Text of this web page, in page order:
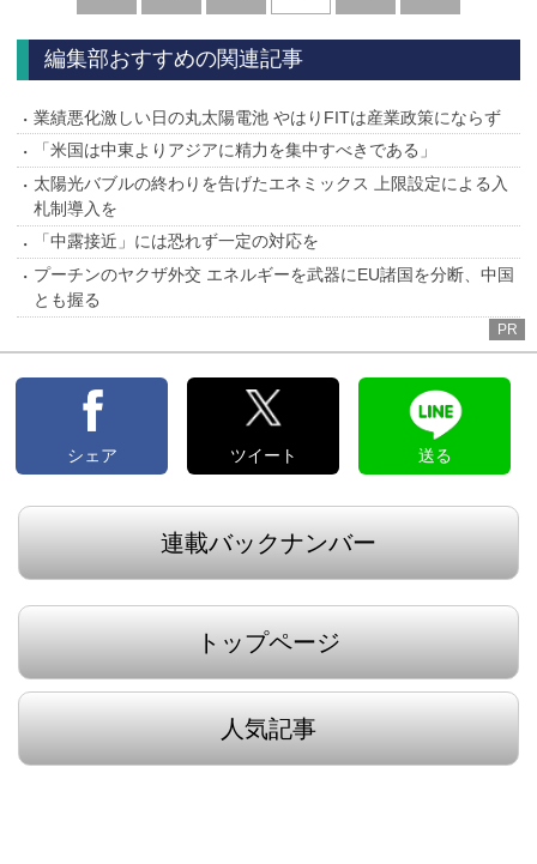
へ
へ
編集部おすすめの関連記事
業績悪化激しい日の丸太陽電池 やはりFITは産業政策にならず
「米国は中東よりアジアに精力を集中すべきである」
太陽光バブルの終わりを告げたエネミックス 上限設定による入
札制導入を
「中露接近」には恐れず一定の対応を
プーチンのヤクザ外交 エネルギーを武器にEU諸国を分断、中国
とも握る
PR
シェア ツイート 送る
連載バックナンバー
トップページ
人気記事